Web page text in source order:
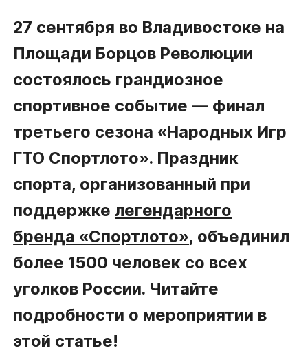
27 сентября во Владивостоке на
Площади Борцов Революции
состоялось грандиозное
спортивное событие — финал
третьего сезона «Народных Игр
ГТО Спортлото». Праздник
спорта, организованный при
поддержкелегендарного
бренда «Спортлото», объединил
более 1500 человек со всех
уголков России. Читайте
подробности о мероприятии в
этой статье!